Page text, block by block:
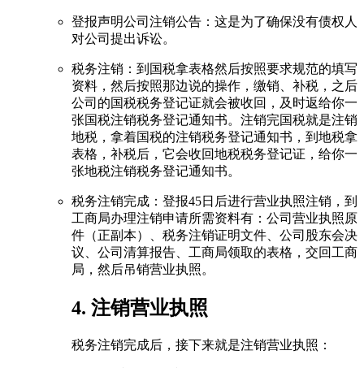
登报声明公司注销公告：这是为了确保没有债权人
对公司提出诉讼。
税务注销：到国税拿表格然后按照要求规范的填写
资料，然后按照那边说的操作，缴销、补税，之后
公司的国税税务登记证就会被收回，及时返给你一
张国税注销税务登记通知书。注销完国税就是注销
地税，拿着国税的注销税务登记通知书，到地税拿
表格，补税后，它会收回地税税务登记证，给你一
张地税注销税务登记通知书。
税务注销完成：登报45日后进行营业执照注销，到
工商局办理注销申请所需资料有：公司营业执照原
件（正副本）、税务注销证明文件、公司股东会决
议、公司清算报告、工商局领取的表格，交回工商
局，然后吊销营业执照。
4. 注销营业执照
税务注销完成后，接下来就是注销营业执照：